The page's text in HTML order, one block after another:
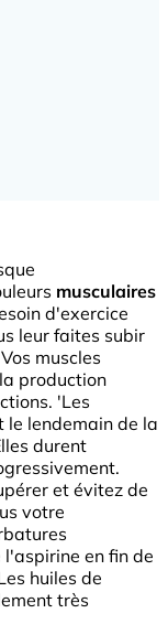
musculaires
d'exercice
leur faites subir
muscles
production
'Les
le lendemain de la
durent
et évitez de
votre
en fin de
huiles de
très